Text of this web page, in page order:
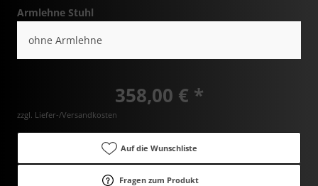
Armlehne Stuhl
ohne Armlehne
358,00 € *
zzgl. Liefer-/Versandkosten
Auf die Wunschliste
Fragen zum Produkt